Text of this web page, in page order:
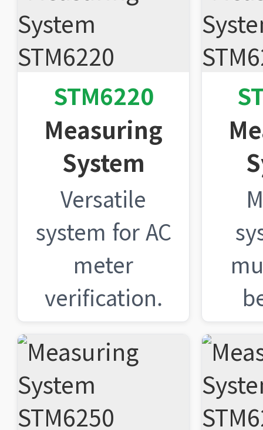
STM6220
Measuring
System
Versatile
system for AC
meter
verification.